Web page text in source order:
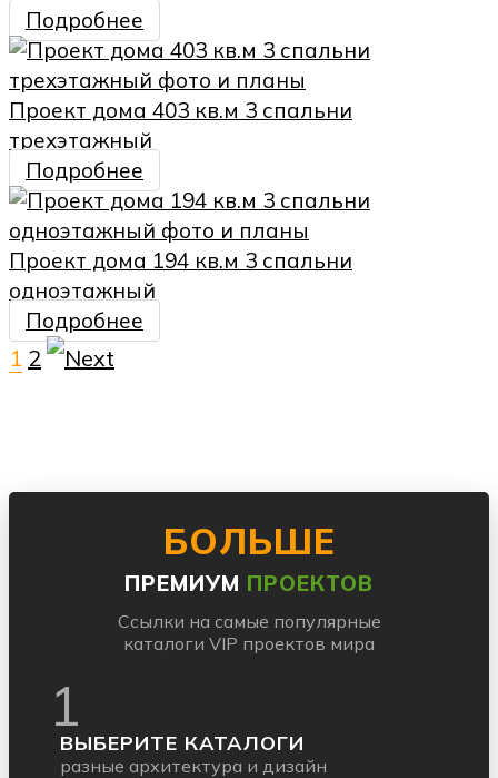
Подробнее
Проект дома 403 кв.м 3 спальни
трехэтажный
Подробнее
Проект дома 194 кв.м 3 спальни
одноэтажный
Подробнее
1 2
БОЛЬШЕ
ПРЕМИУМ ПРОЕКТОВ
Ссылки на самые популярные
каталоги VIP проектов мира
1
ВЫБЕРИТЕ КАТАЛОГИ
разные архитектура и дизайн